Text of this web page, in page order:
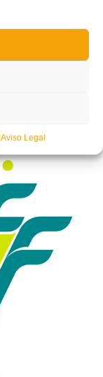
Aviso Legal